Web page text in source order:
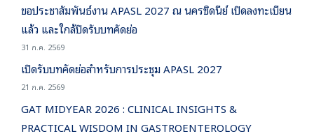
ขอประชาสัมพันธ์งาน APASL 2027 ณ นครซิดนีย์ เปิดลงทะเบียน
แล้ว และใกล้ปิดรับบทคัดย่อ
31 ก.ค. 2569
เปิดรับบทคัดย่อสำหรับการประชุม APASL 2027
21 ก.ค. 2569
GAT MIDYEAR 2026 : CLINICAL INSIGHTS &
PRACTICAL WISDOM IN GASTROENTEROLOGY